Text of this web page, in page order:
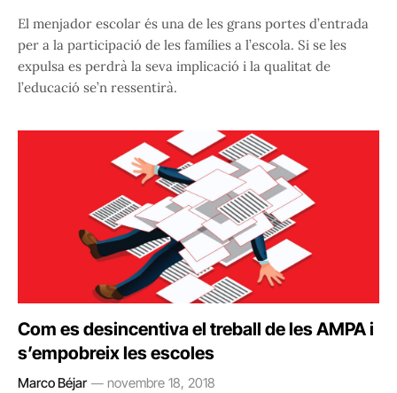
El menjador escolar és una de les grans portes d’entrada
per a la participació de les famílies a l’escola. Si se les
expulsa es perdrà la seva implicació i la qualitat de
l’educació se’n ressentirà.
Com es desincentiva el treball de les AMPA i
s’empobreix les escoles
Marco Béjar novembre 18, 2018